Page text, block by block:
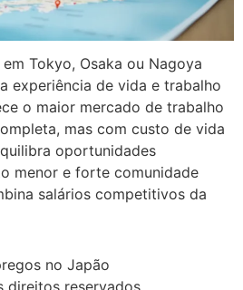
Tokyo, Osaka ou Nagoya
experiência de vida e trabalho
o maior mercado de trabalho
mas com custo de vida
oportunidades
menor e forte comunidade
salários competitivos da
no Japão